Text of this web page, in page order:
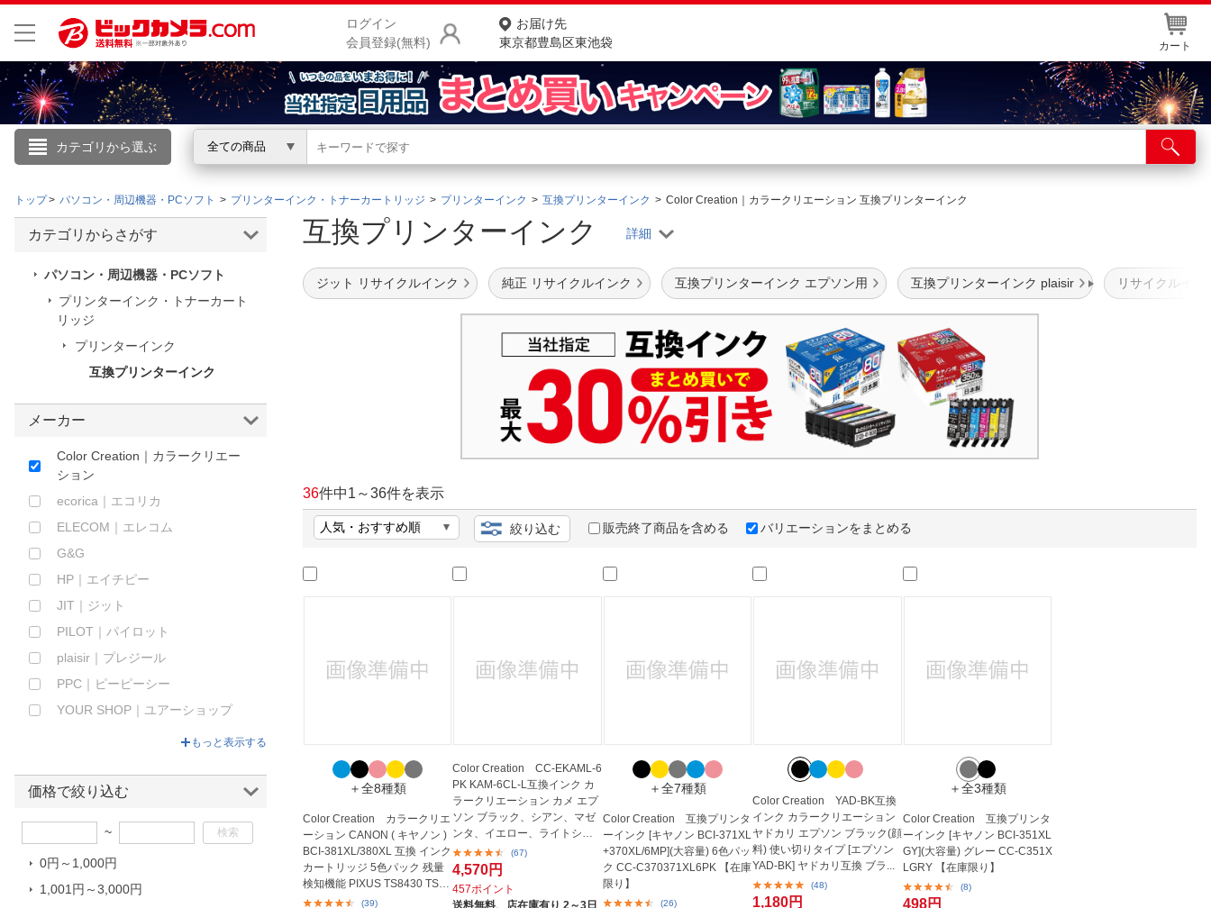
ログイン
会員登録(無料)
お届け先
東京都豊島区東池袋
カート
カテゴリから選ぶ 全ての商品
こんにちは
ログイン
お買いもの履歴
お知らせ
ランキングからさがす
カテゴリ一覧からさがす
お客様サポート
ご利用ガイド
よくある質問・お問合せ
ネット取り置き
店舗情報・店舗一覧
法人窓口
IR情報
English / 中文
トップ パソコン・周辺機器・PCソフト プリンターインク・トナーカートリッジ プリンターインク 互換プリンターインク Color Creation｜カラークリエーション 互換プリンターインク
互換プリンターインク
ジット リサイクルインク 純正 リサイクルインク 互換プリンターインク エプソン用 互換プリンターインク plaisir リサイクルイン
36件中1～36件を表示
絞り込む 販売終了商品を含める バリエーションをまとめる
＋全8種類
Color Creation カラークリエ
ーション CANON ( キヤノン )
BCI-381XL/380XL 互換 インク
カートリッジ 5色パック 残量
検知機能 PIXUS TS8430 TS63
3...
(39)
Color Creation CC-EKAML-6
PK KAM-6CL-L互換インク カ
ラークリエーション カメ エプ
ソン ブラック、シアン、マゼ
ンタ、イエロー、ライトシア
ン、ラ...
(67)
4,570円
457ポイント
送料無料、 店在庫有り 2～3日
＋全7種類
Color Creation 互換プリンタ
ーインク [キヤノン BCI-371XL
+370XL/6MP](大容量) 6色パッ
ク CC-C370371XL6PK 【在庫
限り】
(26)
Color Creation YAD-BK互換
インク カラークリエーション
ヤドカリ エプソン ブラック(顔
料) 使い切りタイプ [エプソン
YAD-BK] ヤドカリ互換 ブラ...
(48)
1,180円
＋全3種類
Color Creation 互換プリンタ
ーインク [キヤノン BCI-351XL
GY](大容量) グレー CC-C351X
LGRY 【在庫限り】
(8)
498円
カテゴリからさがす
パソコン・周辺機器・PCソフト
プリンターインク・トナーカート
リッジ
プリンターインク
互換プリンターインク
メーカー
Color Creation｜カラークリエー
ション
ecorica｜エコリカ
ELECOM｜エレコム
G&G
HP｜エイチピー
JIT｜ジット
PILOT｜パイロット
plaisir｜プレジール
PPC｜ピーピーシー
YOUR SHOP｜ユアーショップ
オーム電機｜OHM ELECTRIC
Creation
Creation
もっと表示する
価格で絞り込む
~
0円～1,000円
1,001円～3,000円